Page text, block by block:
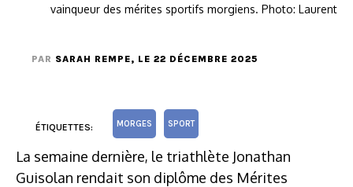
vainqueur des mérites sportifs morgiens. Photo: Laurent
PAR SARAH REMPE, LE 22 DÉCEMBRE 2025
ÉTIQUETTES: MORGES SPORT
La semaine dernière, le triathlète Jonathan
Guisolan rendait son diplôme des Mérites